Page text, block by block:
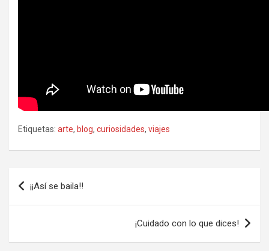
Etiquetas: arte, blog, curiosidades, viajes
Navegación
de
¡¡Así se baila!!
¡Cuidado con lo que dices!